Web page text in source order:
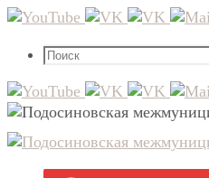
Перейти
содержимому
Что